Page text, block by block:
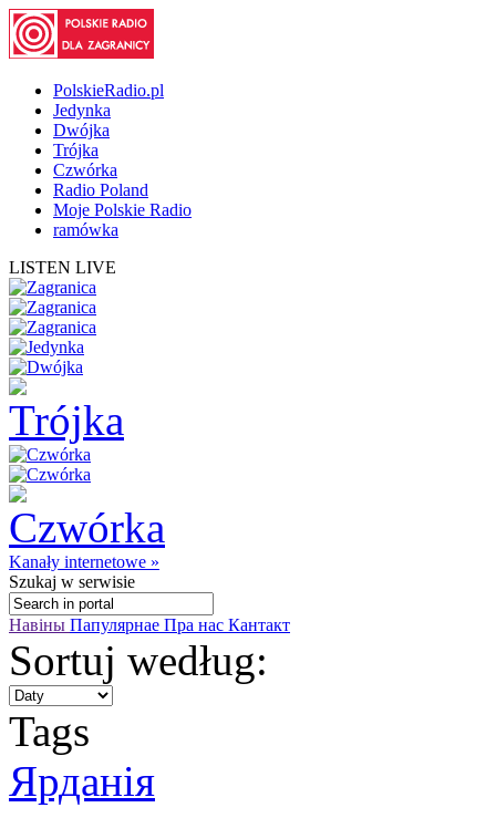
PolskieRadio.pl
Jedynka
Dwójka
Trójka
Czwórka
Radio Poland
Moje Polskie Radio
ramówka
LISTEN LIVE
Kanały internetowe »
Szukaj w serwisie
Навіны Папулярнае Пра нас Кантакт
Sortuj według:
Tags
Ярданія